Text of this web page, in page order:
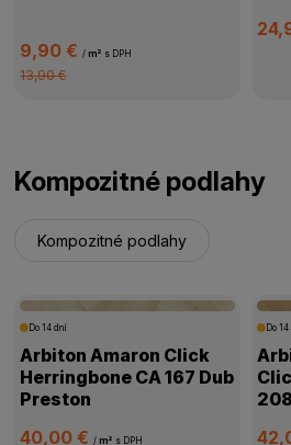
9,90 €/ m² s DPH
13,90 €
Kompozitné podlahy
Kompozitné podlahy
Do 14 dní
Arbiton Amaron Click
Herringbone CA 167 Dub
Preston
40,00 €/ m² s DPH
Do 14